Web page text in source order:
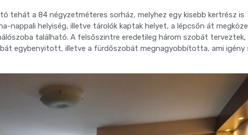
tehát a 84 négyzetméteres sorház, melyhez egy kisebb kertrész is
nappali helyiség, illetve tárolók kaptak helyet, a lépcsőn át
található. A felsőszintre eredetileg három szobát terveztek,
egybenyitott, illetve a fürdőszobát megnagyobbította, ami igény